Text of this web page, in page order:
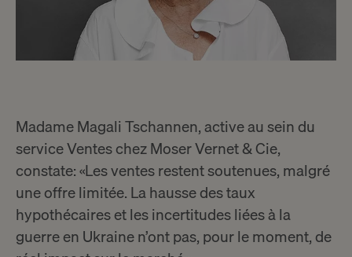
Madame Magali Tschannen, active au sein du
service Ventes chez Moser Vernet & Cie,
constate: «Les ventes restent soutenues, malgré
une offre limitée. La hausse des taux
hypothécaires et les incertitudes liées à la
guerre en Ukraine n’ont pas, pour le moment, de